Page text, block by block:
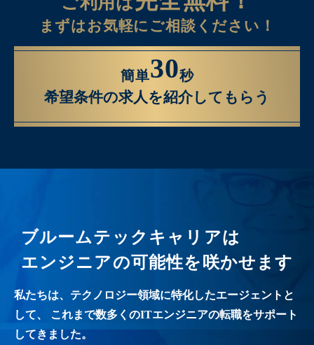
まずはお気軽にご相談ください！
簡単30秒
希望条件の求人を紹介してもらう
ブルームテックキャリアは
エンジニアの可能性を咲かせます
私たちは、テクノロジー領域に特化したエージェントと
して、
これまで数多くのITエンジニアの転職をサポート
してきました。